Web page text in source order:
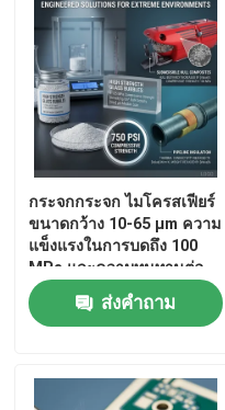
กระจกกระจก ไมโครสเฟียร์
ขนาดกว้าง 10-65 μm ความ
แข็งแรงในการบดถึง 100
MPa และความทนทานต่อ
อุณหภูมิ -60 °C ถึง 650 °C
ส่งคำถาม